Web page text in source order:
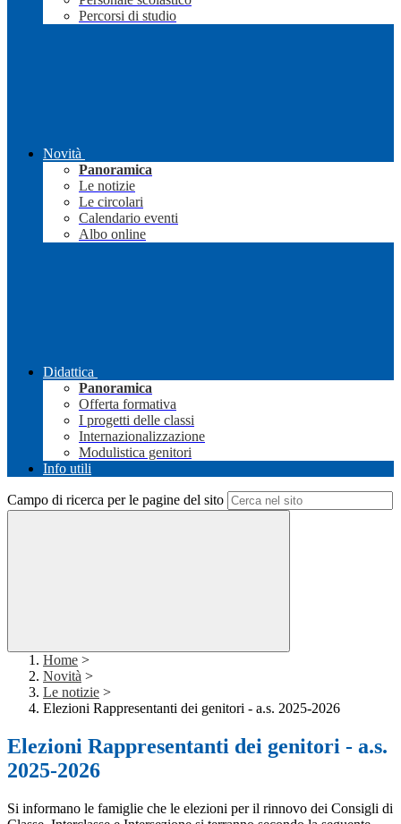
Percorsi di studio
Novità
Panoramica
Le notizie
Le circolari
Calendario eventi
Albo online
Didattica
Panoramica
Offerta formativa
I progetti delle classi
Internazionalizzazione
Modulistica genitori
Info utili
Campo di ricerca per le pagine del sito
Home >
Novità >
Le notizie >
Elezioni Rappresentanti dei genitori - a.s. 2025-2026
Elezioni Rappresentanti dei genitori - a.s.
2025-2026
Si informano le famiglie che le elezioni per il rinnovo dei Consigli di